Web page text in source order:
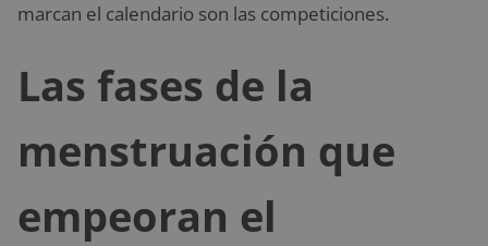
marcan el calendario son las competiciones.
Las fases de la
menstruación que
empeoran el